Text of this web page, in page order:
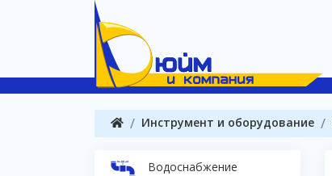
Инструмент и оборудование
Водоснабжение